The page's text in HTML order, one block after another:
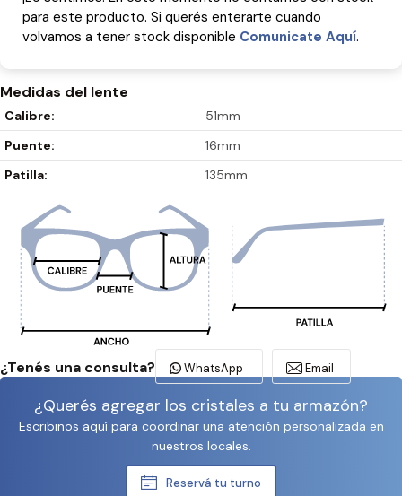
para este producto. Si querés enterarte cuando
volvamos a tener stock disponible Comunicate Aquí­.
Medidas del lente
Calibre:
51mm
Puente:
16mm
Patilla:
135mm
¿Tenés una consulta? WhatsApp Email
¿Querés agregar los cristales a tu armazón?
Escribinos aquí para coordinar una atención personalizada en
nuestros locales.
Reservá tu turno